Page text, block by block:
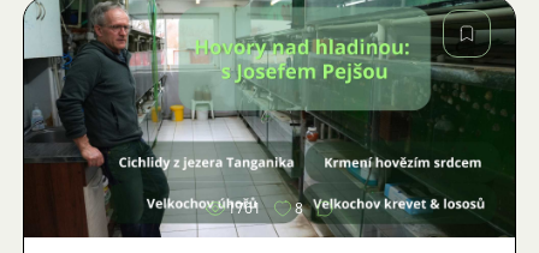
Obrázek
1761 8